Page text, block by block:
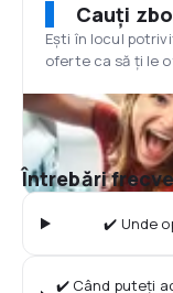
Cauți
Ești în locul
oferte ca să ți le
Întrebări
✔️ Unde
✔️ Când puteți